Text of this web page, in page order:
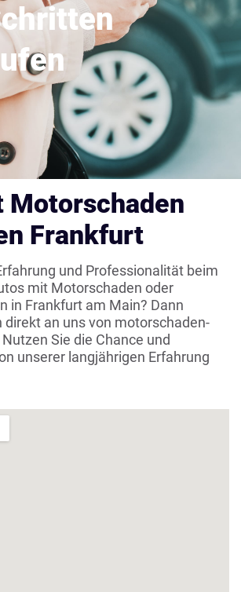
Motorschaden
Frankfurt
und Professionalität beim
mit Motorschaden oder
in Frankfurt am Main? Dann
direkt an uns von motorschaden-
Sie die Chance und
unserer langjährigen Erfahrung